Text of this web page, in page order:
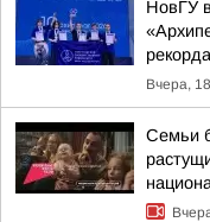
НовГУ
рекорда
Вчера,
Семьи